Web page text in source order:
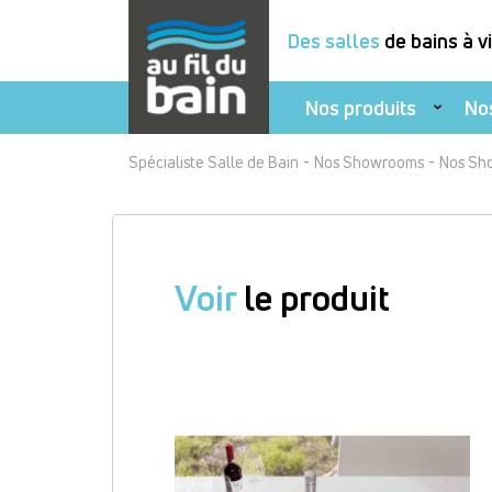
Des salles de bains à
Nos produits
Spécialiste Salle de Bain - Nos Showrooms - Nos
Voirle produit